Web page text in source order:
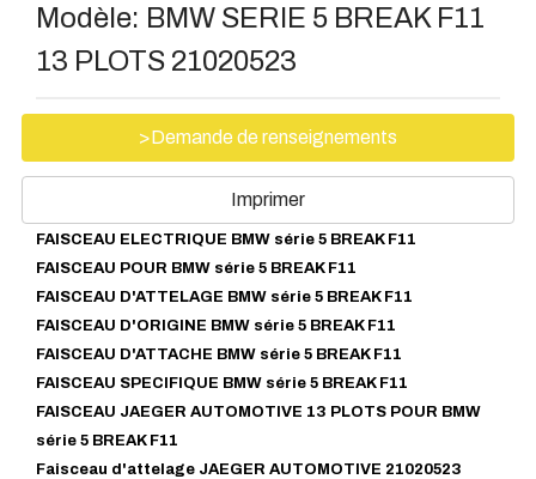
Modèle: BMW SERIE 5 BREAK F11
13 PLOTS 21020523
>Demande de renseignements
Imprimer
FAISCEAU ELECTRIQUE BMW série 5 BREAK F11
FAISCEAU POUR BMW série 5 BREAK F11
FAISCEAU D'ATTELAGE BMW série 5 BREAK F11
FAISCEAU D'ORIGINE BMW série 5 BREAK F11
FAISCEAU D'ATTACHE BMW série 5 BREAK F11
FAISCEAU SPECIFIQUE BMW série 5 BREAK F11
FAISCEAU JAEGER AUTOMOTIVE 13 PLOTS POUR BMW
série 5 BREAK F11
Faisceau d'attelage JAEGER AUTOMOTIVE 21020523